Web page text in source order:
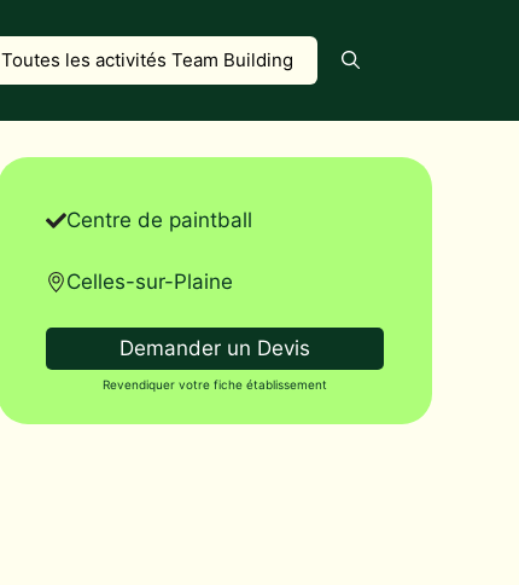
Toutes les activités Team Building
Centre de paintball
Celles-sur-Plaine
Demander un Devis
Revendiquer votre fiche établissement